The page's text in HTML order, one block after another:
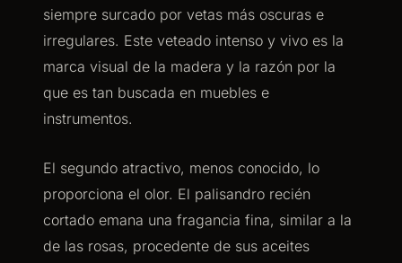
siempre surcado por vetas más oscuras e
irregulares. Este veteado intenso y vivo es la
marca visual de la madera y la razón por la
que es tan buscada en muebles e
instrumentos.
El segundo atractivo, menos conocido, lo
proporciona el olor. El palisandro recién
cortado emana una fragancia fina, similar a la
de las rosas, procedente de sus aceites